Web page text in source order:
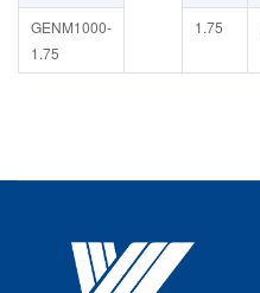
GENM1000-
1.75
1.75